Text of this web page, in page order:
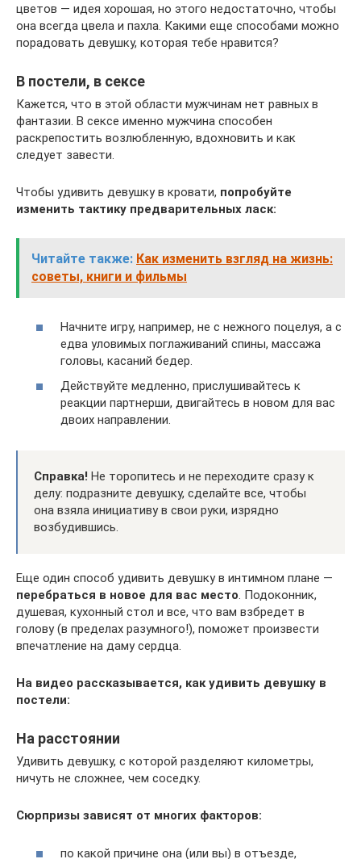
цветов — идея хорошая, но этого недостаточно, чтобы
она всегда цвела и пахла. Какими еще способами можно
порадовать девушку, которая тебе нравится?
В постели, в сексе
Кажется, что в этой области мужчинам нет равных в
фантазии. В сексе именно мужчина способен
раскрепостить возлюбленную, вдохновить и как
следует завести.
Чтобы удивить девушку в кровати, попробуйте
изменить тактику предварительных ласк:
Читайте также: Как изменить взгляд на жизнь:
советы, книги и фильмы
Начните игру, например, не с нежного поцелуя, а с
едва уловимых поглаживаний спины, массажа
головы, касаний бедер.
Действуйте медленно, прислушивайтесь к
реакции партнерши, двигайтесь в новом для вас
двоих направлении.
Справка! Не торопитесь и не переходите сразу к
делу: подразните девушку, сделайте все, чтобы
она взяла инициативу в свои руки, изрядно
возбудившись.
Еще один способ удивить девушку в интимном плане —
перебраться в новое для вас место. Подоконник,
душевая, кухонный стол и все, что вам взбредет в
голову (в пределах разумного!), поможет произвести
впечатление на даму сердца.
На видео рассказывается, как удивить девушку в
постели:
На расстоянии
Удивить девушку, с которой разделяют километры,
ничуть не сложнее, чем соседку.
Сюрпризы зависят от многих факторов:
по какой причине она (или вы) в отъезде,